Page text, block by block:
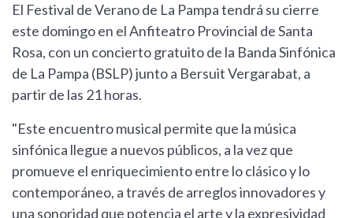
El Festival de Verano de La Pampa tendrá su cierre
este domingo en el Anfiteatro Provincial de Santa
Rosa, con un concierto gratuito de la Banda Sinfónica
de La Pampa (BSLP) junto a Bersuit Vergarabat, a
partir de las 21 horas.
"Este encuentro musical permite que la música
sinfónica llegue a nuevos públicos, a la vez que
promueve el enriquecimiento entre lo clásico y lo
contemporáneo, a través de arreglos innovadores y
una sonoridad que potencia el arte y la expresividad